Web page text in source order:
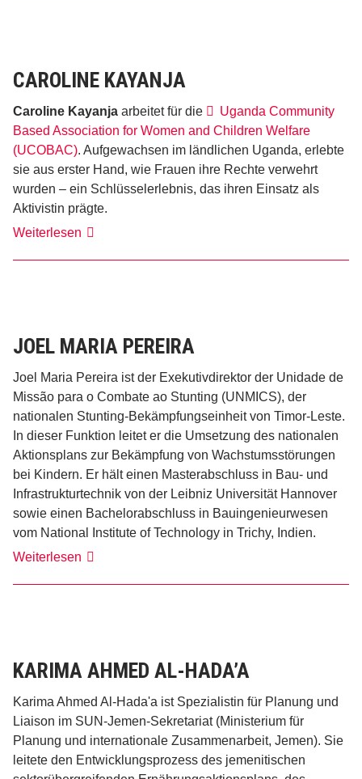
CAROLINE KAYANJA
Caroline Kayanja arbeitet für die
Uganda Community
Based Association for Women and Children Welfare
(UCOBAC). Aufgewachsen im ländlichen Uganda, erlebte
sie aus erster Hand, wie Frauen ihre Rechte verwehrt
wurden – ein Schlüsselerlebnis, das ihren Einsatz als
Aktivistin prägte.
Weiterlesen Caroline
​JOEL MARIA PEREIRA
​Joel Maria Pereira ist der Exekutivdirektor der Unidade de
Missão para o Combate ao Stunting (UNMICS), der
nationalen Stunting-Bekämpfungseinheit von Timor-Leste.
In dieser Funktion leitet er die Umsetzung des nationalen
Aktionsplans zur Bekämpfung von Wachstumsstörungen
bei Kindern. Er hält einen Masterabschluss in Bau- und
Infrastrukturtechnik von der Leibniz Universität Hannover
sowie einen Bachelorabschluss in Bauingenieurwesen
vom National Institute of Technology in Trichy, Indien.​
Weiterlesen
Maria
KARIMA AHMED AL-HADA’A
Karima Ahmed Al-Hada'a ist Spezialistin für Planung und
Liaison im SUN-Jemen-Sekretariat (Ministerium für
Planung und internationale Zusammenarbeit, Jemen). Sie
leitete den Entwicklungsprozess des jemenitischen